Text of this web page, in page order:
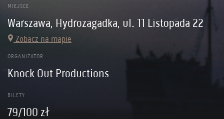
MIEJSCE
Warszawa, Hydrozagadka, ul. 11 Listopada 22
Zobacz na mapie
ORGANIZATOR
Knock Out Productions
BILETY
79/100 zł